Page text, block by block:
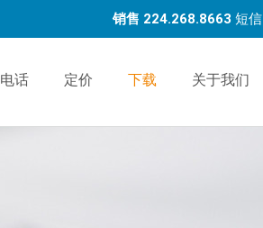
销售 224.268.8663 短信
电话 定价 下载 关于我们